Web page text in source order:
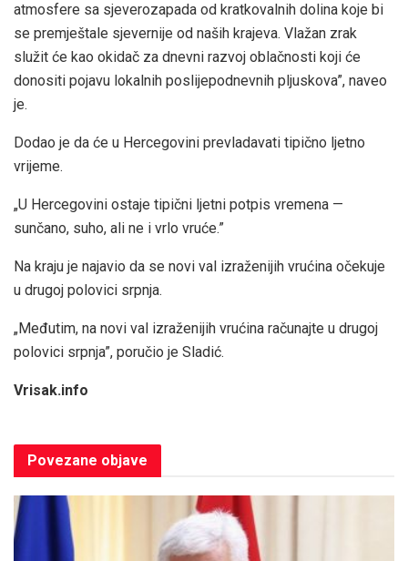
atmosfere sa sjeverozapada od kratkovalnih dolina koje bi
se premještale sjevernije od naših krajeva. Vlažan zrak
služit će kao okidač za dnevni razvoj oblačnosti koji će
donositi pojavu lokalnih poslijepodnevnih pljuskova”, naveo
je.
Dodao je da će u Hercegovini prevladavati tipično ljetno
vrijeme.
„U Hercegovini ostaje tipični ljetni potpis vremena —
sunčano, suho, ali ne i vrlo vruće.”
Na kraju je najavio da se novi val izraženijih vrućina očekuje
u drugoj polovici srpnja.
„Međutim, na novi val izraženijih vrućina računajte u drugoj
polovici srpnja”, poručio je Sladić.
Vrisak.info
Povezane objave